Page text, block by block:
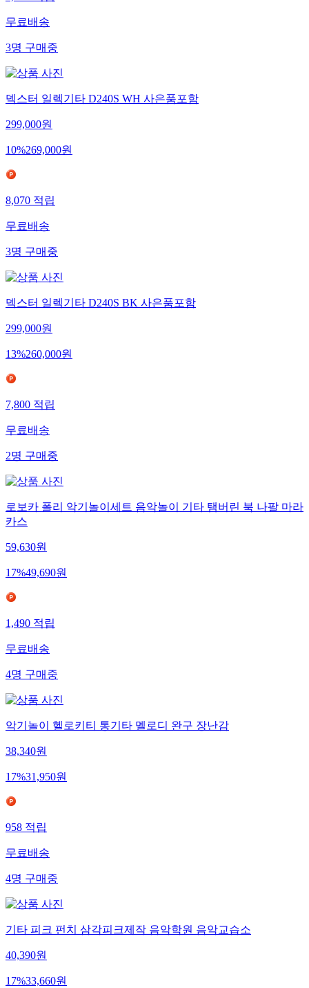
무료배송
3명 구매중
덱스터 일렉기타 D240S WH 사은품포함
299,000원
10%269,000원
8,070 적립
무료배송
3명 구매중
덱스터 일렉기타 D240S BK 사은품포함
299,000원
13%260,000원
7,800 적립
무료배송
2명 구매중
로보카 폴리 악기놀이세트 음악놀이 기타 탬버린 북 나팔 마라
카스
59,630원
17%49,690원
1,490 적립
무료배송
4명 구매중
악기놀이 헬로키티 통기타 멜로디 완구 장난감
38,340원
17%31,950원
958 적립
무료배송
4명 구매중
기타 피크 펀치 삼각피크제작 음악학원 음악교습소
40,390원
17%33,660원